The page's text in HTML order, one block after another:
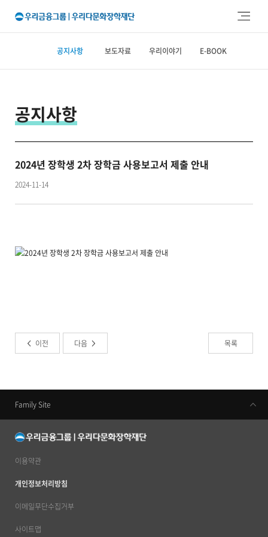
본문 바로가기
주메뉴 바로가기
공지사항 보도자료 우리이야기 E-BOOK
공지사항
2024년 장학생 2차 장학금 사용보고서 제출 안내
2024-11-14
이전 다음 목록
이용약관
개인정보처리방침
이메일무단수집거부
사이트맵
Family Site
우리금융지주
우리은행
동양생명
우리카드
우리금융캐피탈
우리투자증권